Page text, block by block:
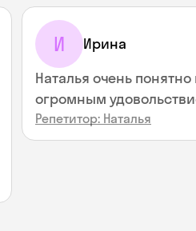
И
Ирина
Наталья очень
огромным
Репетитор: Наталья